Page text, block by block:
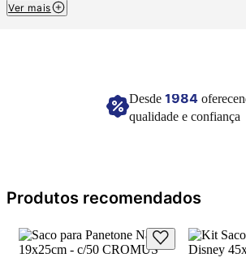
IMAGEM MERAMENTE ILUSTRATIVA
Ver mais
Desde 1984
qualidade e confiança
Produtos recomendados